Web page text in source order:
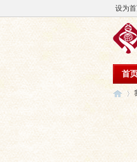
设为
首
›